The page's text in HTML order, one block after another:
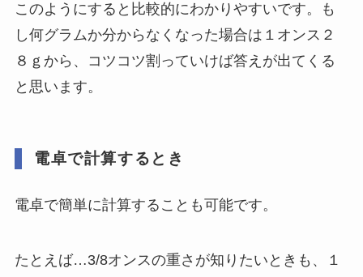
このようにすると比較的にわかりやすいです。も
し何グラムか分からなくなった場合は１オンス２
８ｇから、コツコツ割っていけば答えが出てくる
と思います。
電卓で計算するとき
電卓で簡単に計算することも可能です。
たとえば…3/8オンスの重さが知りたいときも、１